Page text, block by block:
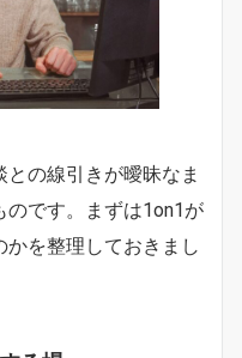
の線引きが曖昧なま
のです。まずは1on1が
を整理しておきまし